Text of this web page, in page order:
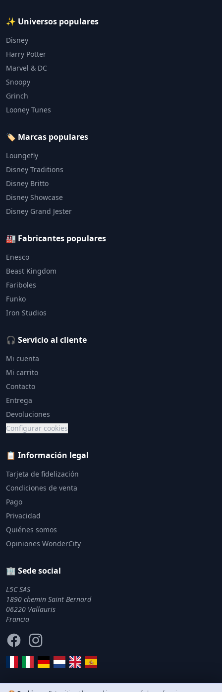
✨ Universos populares
Disney
Harry Potter
Marvel & DC
Snoopy
Grinch
Looney Tunes
🏷️ Marcas populares
Loungefly
Disney Traditions
Disney Britto
Disney Showcase
Disney Grand Jester
🏭 Fabricantes populares
Enesco
Beast Kingdom
Fariboles
Funko
Iron Studios
🎧 Servicio al cliente
Mi cuenta
Mi carrito
Contacto
Entrega
Devoluciones
Configurar cookies
📋 Información legal
Tarjeta de fidelización
Condiciones de venta
Pago
Privacidad
Quiénes somos
Opiniones WonderCity
🏢 Sede social
L5C SAS
1890 chemin Saint Bernard
06220 Vallauris
Francia
FacebookInstagram